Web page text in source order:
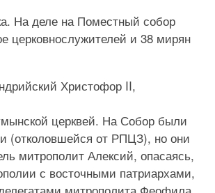
На деле на Поместный собор
церковнослужителей и 38 мирян
Христофор II,
церквей. На Собор были
(отколовшейся от РПЦЗ), но они
митрополит Алексий, опасаясь,
с восточными патриархами,